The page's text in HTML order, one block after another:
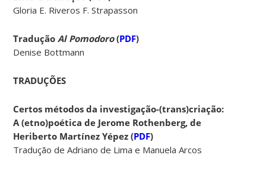
Gloria E. Riveros F. Strapasson
TraduçãoAl Pomodoro(PDF)
Denise Bottmann
TRADUÇÕES
Certos métodos da investigação-(trans)criação:
A (etno)poética de Jerome Rothenberg, de
Heriberto Martínez Yépez (PDF)
Tradução de Adriano de Lima e Manuela Arcos